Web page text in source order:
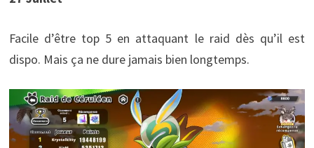
Facile d’être top 5 en attaquant le raid dès qu’il est
dispo. Mais ça ne dure jamais bien longtemps.